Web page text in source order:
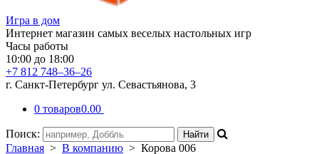
Игра в дом
Интернет магазин самых веселых настольных игр
Часы работы
10:00 до 18:00
+7 812 748–36–26
г. Санкт-Петербург ул. Севастьянова, 3
0 товаров0.00
Поиск:
Главная > В компанию > Корова 006